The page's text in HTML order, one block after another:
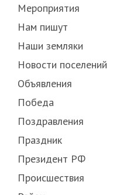
Мероприятия
Нам пишут
Наши земляки
Новости поселений
Объявления
Победа
Поздравления
Праздник
Президент РФ
Происшествия